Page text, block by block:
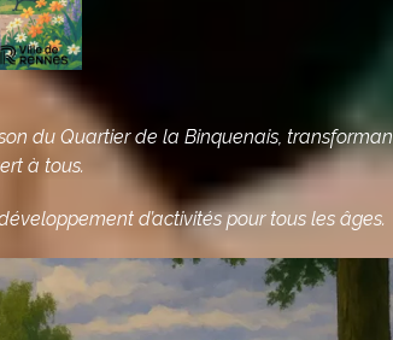
du Quartier de la Binquenais,
à tous.
d’activités pour tous les âges.